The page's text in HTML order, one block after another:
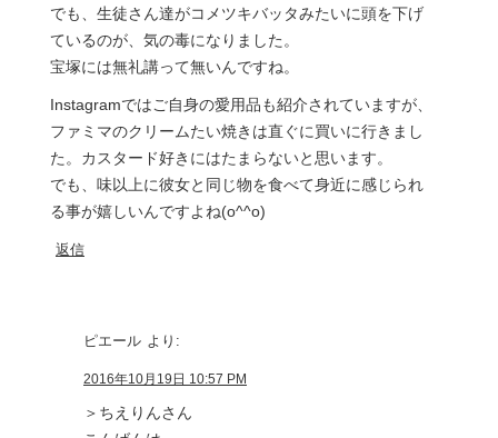
でも、生徒さん達がコメツキバッタみたいに頭を下げ
ているのが、気の毒になりました。
宝塚には無礼講って無いんですね。
Instagramではご自身の愛用品も紹介されていますが、
ファミマのクリームたい焼きは直ぐに買いに行きまし
た。カスタード好きにはたまらないと思います。
でも、味以上に彼女と同じ物を食べて身近に感じられ
る事が嬉しいんですよね(o^^o)
返信
ピエール より:
2016年10月19日 10:57 PM
＞ちえりんさん